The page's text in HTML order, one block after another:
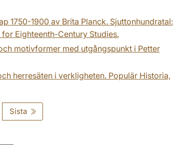
1750-1900 av Brita Planck. Sjuttonhundratal:
Eighteenth-Century Studies.
motivformer med utgångspunkt i Petter
herresäten i verkligheten. Populär Historia,
Sista